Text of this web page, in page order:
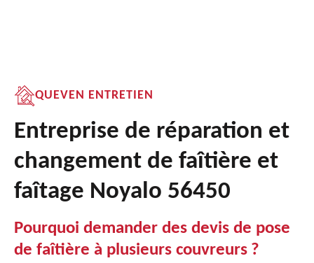
QUEVEN ENTRETIEN
Entreprise de réparation et
changement de faîtière et
faîtage Noyalo 56450
Pourquoi demander des devis de pose
de faîtière à plusieurs couvreurs ?